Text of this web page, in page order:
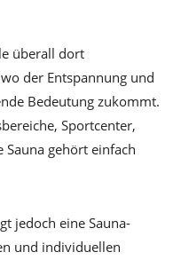
überall dort
der Entspannung und
Bedeutung zukommt.
Sportcenter,
Sauna gehört einfach
jedoch eine Sauna-
und individuellen